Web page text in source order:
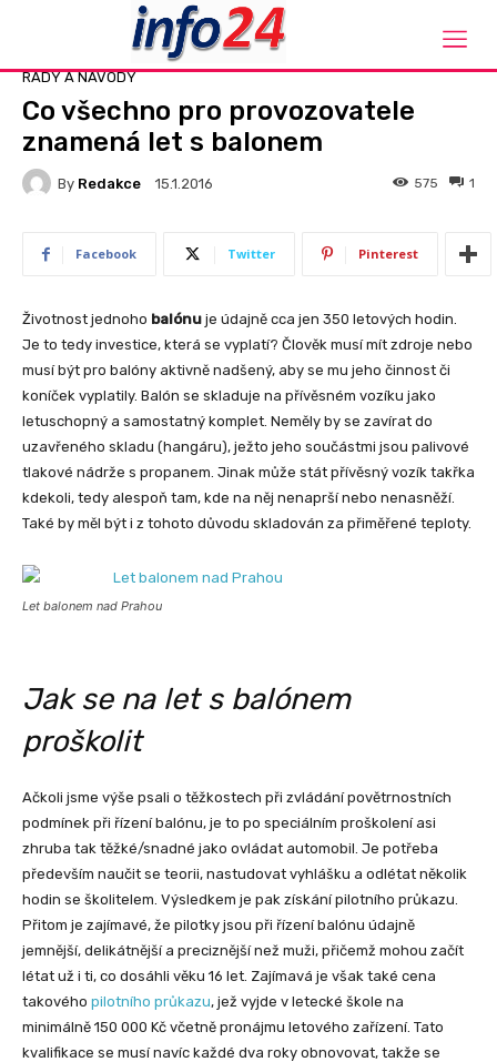
Rady a návody
RADY A NÁVODY
Co všechno pro provozovatele
znamená let s balonem
By Redakce 15.1.2016 1
575
Facebook Twitter Pinterest
Životnost jednoho balónu je údajně cca jen 350 letových hodin.
Je to tedy investice, která se vyplatí? Člověk musí mít zdroje nebo
musí být pro balóny aktivně nadšený, aby se mu jeho činnost či
koníček vyplatily. Balón se skladuje na přívěsném vozíku jako
letuschopný a samostatný komplet. Neměly by se zavírat do
uzavřeného skladu (hangáru), ježto jeho součástmi jsou palivové
tlakové nádrže s propanem. Jinak může stát přívěsný vozík takřka
kdekoli, tedy alespoň tam, kde na něj nenaprší nebo nenasněží.
Také by měl být i z tohoto důvodu skladován za přiměřené teploty.
Let balonem nad Prahou
Jak se na let s balónem
proškolit
Ačkoli jsme výše psali o těžkostech při zvládání povětrnostních
podmínek při řízení balónu, je to po speciálním proškolení asi
zhruba tak těžké/snadné jako ovládat automobil. Je potřeba
především naučit se teorii, nastudovat vyhlášku a odlétat několik
hodin se školitelem. Výsledkem je pak získání pilotního průkazu.
Přitom je zajímavé, že pilotky jsou při řízení balónu údajně
jemnější, delikátnější a preciznější než muži, přičemž mohou začít
létat už i ti, co dosáhli věku 16 let. Zajímavá je však také cena
takového pilotního průkazu, jež vyjde v letecké škole na
minimálně 150 000 Kč včetně pronájmu letového zařízení. Tato
kvalifikace se musí navíc každé dva roky obnovovat, takže se